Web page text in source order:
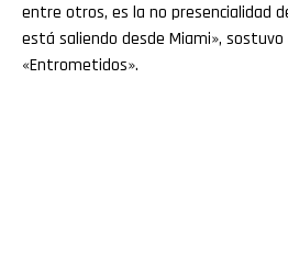
entre otros, es la no presencialidad
está saliendo desde Miami»,
«Entrometidos».